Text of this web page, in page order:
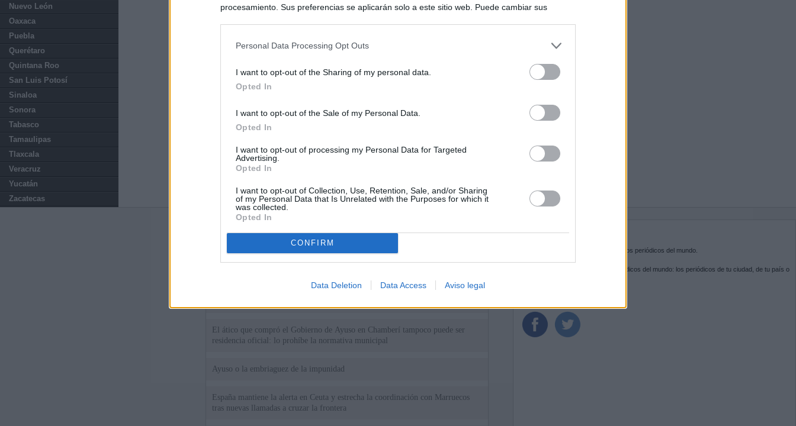
procesamiento. Sus preferencias se aplicarán solo a este sitio web. Puede cambiar sus
Personal Data Processing Opt Outs
I want to opt-out of the Sharing of my personal data.
Opted In
I want to opt-out of the Sale of my Personal Data.
Opted In
I want to opt-out of processing my Personal Data for Targeted
Advertising.
Opted In
I want to opt-out of Collection, Use, Retention, Sale, and/or Sharing
of my Personal Data that Is Unrelated with the Purposes for which it
was collected.
Opted In
CONFIRM
Data Deletion Data Access Aviso legal
Nuevo León
Oaxaca
Puebla
Querétaro
Quintana Roo
San Luis Potosí
Sinaloa
Sonora
Tabasco
Tamaulipas
Tlaxcala
Veracruz
Yucatán
Zacatecas
El PSOE denunciará ante la Fiscalía al consejo de administración de Planifica
Madrid por el escándalo del ático
Herencia del escándalo Púnica y refugio de cargos del PP: así es la empresa
El ático que compró el Gobierno de Ayuso en Chamberí tampoco puede ser
residencia oficial: lo prohíbe la normativa municipal
Ayuso o la embriaguez de la impunidad
España mantiene la alerta en Ceuta y estrecha la coordinación con Marruecos
tras nuevas llamadas a cruzar la frontera
SOBRE KIOSKO.NET
es la puerta de entrada a los periódicos del mundo.
Navega por las portadas de los periódicos del mundo: los periódicos de tu ciudad, de tu país o